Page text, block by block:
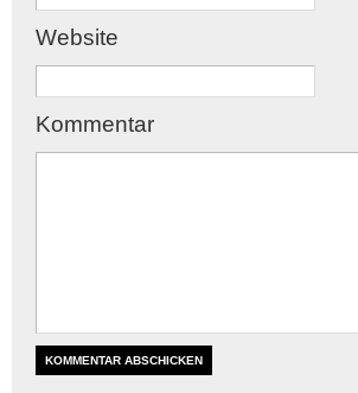
Website
Kommentar